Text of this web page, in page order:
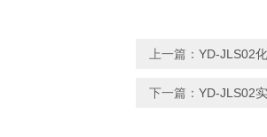
上一篇： YD-JLS02
下一篇： YD-JLS02